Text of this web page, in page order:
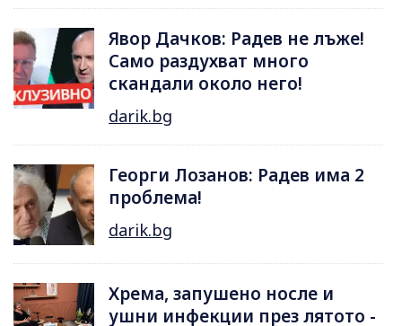
Явор Дачков: Радев не лъже!
Само раздухват много
скандали около него!
darik.bg
Георги Лозанов: Радев има 2
проблема!
darik.bg
Хрема, запушено носле и
ушни инфекции през лятотo -